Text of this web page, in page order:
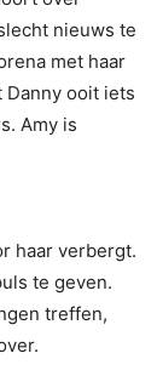
nieuws te
met haar
Danny ooit iets
Amy is
haar verbergt.
te geven.
treffen,